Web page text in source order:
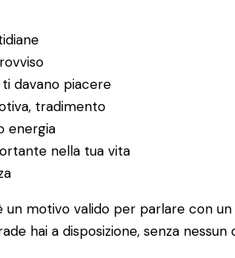
davano piacere
tradimento
energia
nella tua vita
un motivo valido per parlare con
hai a disposizione, senza nessun